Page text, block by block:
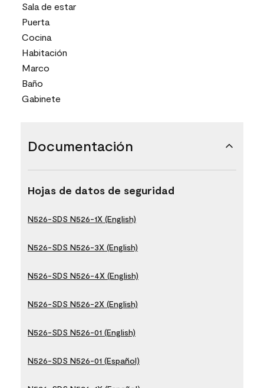
Sala de estar
Puerta
Cocina
Habitación
Marco
Baño
Gabinete
Documentación
Hojas de datos de seguridad
N526-SDS N526-1X (English)
N526-SDS N526-3X (English)
N526-SDS N526-4X (English)
N526-SDS N526-2X (English)
N526-SDS N526-01 (English)
N526-SDS N526-01 (Español)